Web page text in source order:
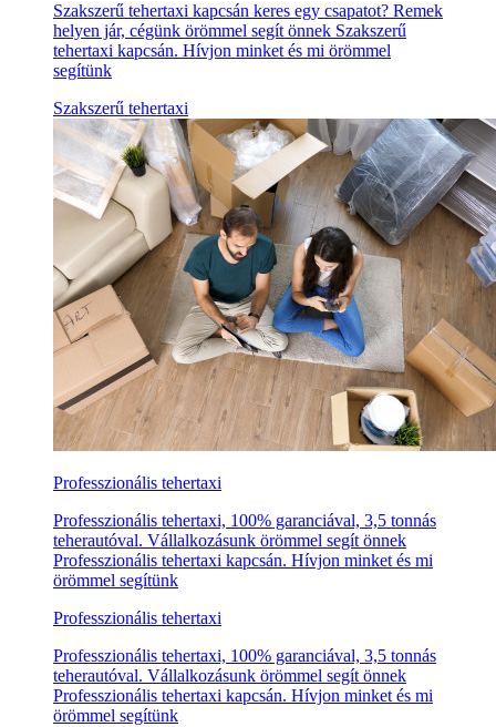
Szakszerű tehertaxi kapcsán keres egy csapatot? Remek
helyen jár, cégünk örömmel segít önnek Szakszerű
tehertaxi kapcsán. Hívjon minket és mi örömmel
segítünk
Szakszerű tehertaxi
Professzionális tehertaxi
Professzionális tehertaxi, 100% garanciával, 3,5 tonnás
teherautóval. Vállalkozásunk örömmel segít önnek
Professzionális tehertaxi kapcsán. Hívjon minket és mi
örömmel segítünk
Professzionális tehertaxi
Professzionális tehertaxi, 100% garanciával, 3,5 tonnás
teherautóval. Vállalkozásunk örömmel segít önnek
Professzionális tehertaxi kapcsán. Hívjon minket és mi
örömmel segítünk